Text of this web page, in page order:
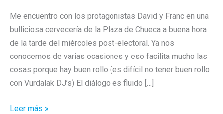
Me encuentro con los protagonistas David y Franc en una
bulliciosa cervecería de la Plaza de Chueca a buena hora
de la tarde del miércoles post-electoral. Ya nos
conocemos de varias ocasiones y eso facilita mucho las
cosas porque hay buen rollo (es difícil no tener buen rollo
con Vurdalak DJ’s) El diálogo es fluido […]
Entrevistamos
Leer más »